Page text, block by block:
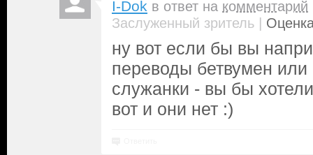
I-Dok в ответ на комментарий
Заслуженный зритель |
ну вот если бы вы
переводы бетвумен или
служанки - вы бы
вот и они нет :)